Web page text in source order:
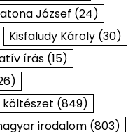
József (24)
Kisfaludy Károly(30)
írás(15)
költészet (849)
irodalom(803)